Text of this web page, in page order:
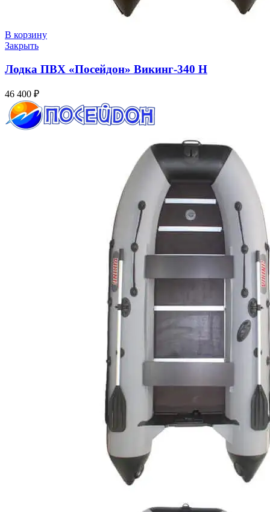
В корзину
Закрыть
Лодка ПВХ «Посейдон» Викинг-340 Н
46 400 ₽